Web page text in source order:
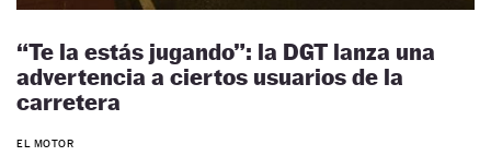
“Te la estás jugando”: la DGT lanza una
advertencia a ciertos usuarios de la
carretera
EL MOTOR